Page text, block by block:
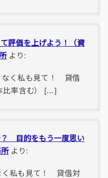
評価を上げよう！（資
より:
なく私も見て！ 貸借
比率含む） […]
？ 目的をもう一度思い
より:
く私も見て！ 貸借対